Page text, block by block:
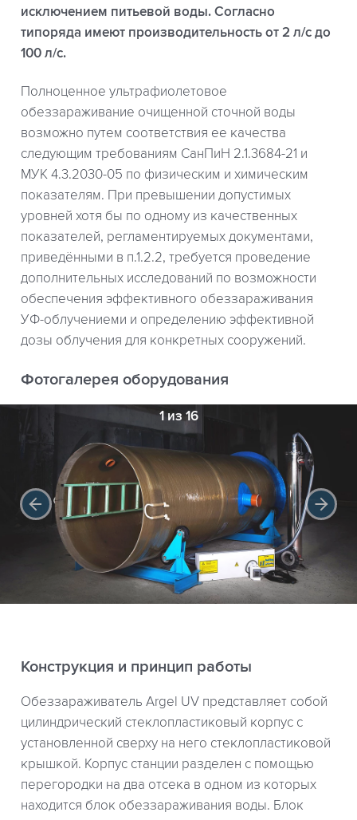
исключением питьевой воды. Cогласно
типоряда имеют производительность от 2 л/с до
100 л/с.
Полноценное ультрафиолетовое
обеззараживание очищенной сточной воды
возможно путем соответствия ее качества
следующим требованиям СанПиН 2.1.3684-21 и
МУК 4.3.2030-05 по физическим и химическим
показателям. При превышении допустимых
уровней хотя бы по одному из качественных
показателей, регламентируемых документами,
приведёнными в п.1.2.2, требуется проведение
дополнительных исследований по возможности
обеспечения эффективного обеззараживания
УФ-облучениеми и определению эффективной
дозы облучения для конкретных сооружений.
Фотогалерея оборудования
1 из 16
Конструкция и принцип работы
Обеззараживатель Argel UV представляет собой
цилиндрический стеклопластиковый корпус с
установленной сверху на него стеклопластиковой
крышкой. Корпус станции разделен с помощью
перегородки на два отсека в одном из которых
находится блок обеззараживания воды. Блок